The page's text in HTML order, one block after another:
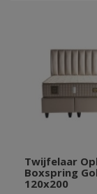
Twijfelaar
Boxspring
120x200